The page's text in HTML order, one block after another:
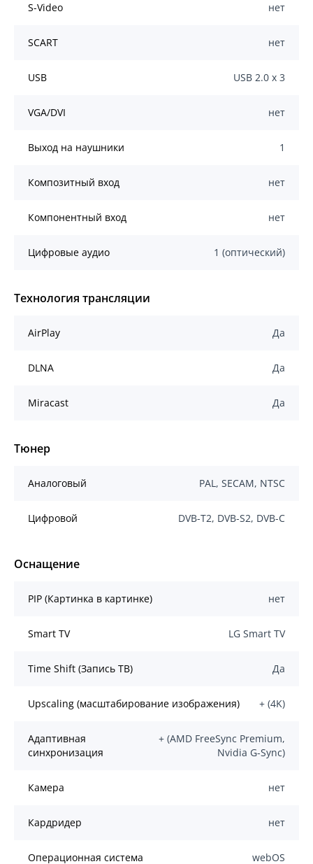
S-Video нет
SCART нет
USB USB 2.0 х 3
VGA/DVI нет
Выход на наушники 1
Композитный вход нет
Компонентный вход нет
Цифровые аудио 1 (оптический)
Технология трансляции
AirPlay Да
DLNA Да
Miracast Да
Тюнер
Аналоговый PAL, SECAM, NTSC
Цифровой DVB-T2, DVB-S2, DVB-C
Оснащение
PIP (Картинка в картинке) нет
Smart TV LG Smart TV
Time Shift (Запись ТВ) Да
Upscaling (масштабирование изображения) + (4K)
Адаптивная
синхронизация
+ (AMD FreeSync Premium,
Nvidia G-Sync)
Камера нет
Кардридер нет
Операционная система webOS